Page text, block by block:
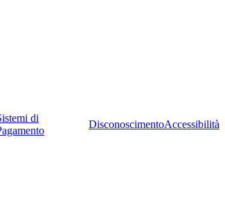
di
DisconoscimentoAccessibilità